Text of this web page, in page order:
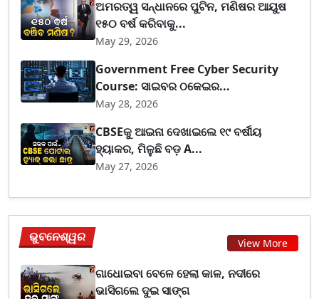
ଅମରତ୍ୱ ସନ୍ଧାନରେ ପୁଟିନ, ମଣିଷର ଆୟୁଷ
୧୫୦ ବର୍ଷ କରିବାକୁ...
May 29, 2026
Government Free Cyber Security
Course: ସାଇବର ଠକେଇର...
May 28, 2026
CBSEକୁ ଆଇନା ଦେଖାଇଲେ ୧୯ ବର୍ଷୀୟ
ହ୍ୟାକର, ମିଳୁଛି ବଡ଼ A...
May 27, 2026
ଭୁବନେଶ୍ୱର View More
ଗାଧୋଇବା ବେଳେ ହେଲା କାଳ, ନଦୀରେ
ଭାସିଗଲେ ଦୁଇ ସାଙ୍ଗ